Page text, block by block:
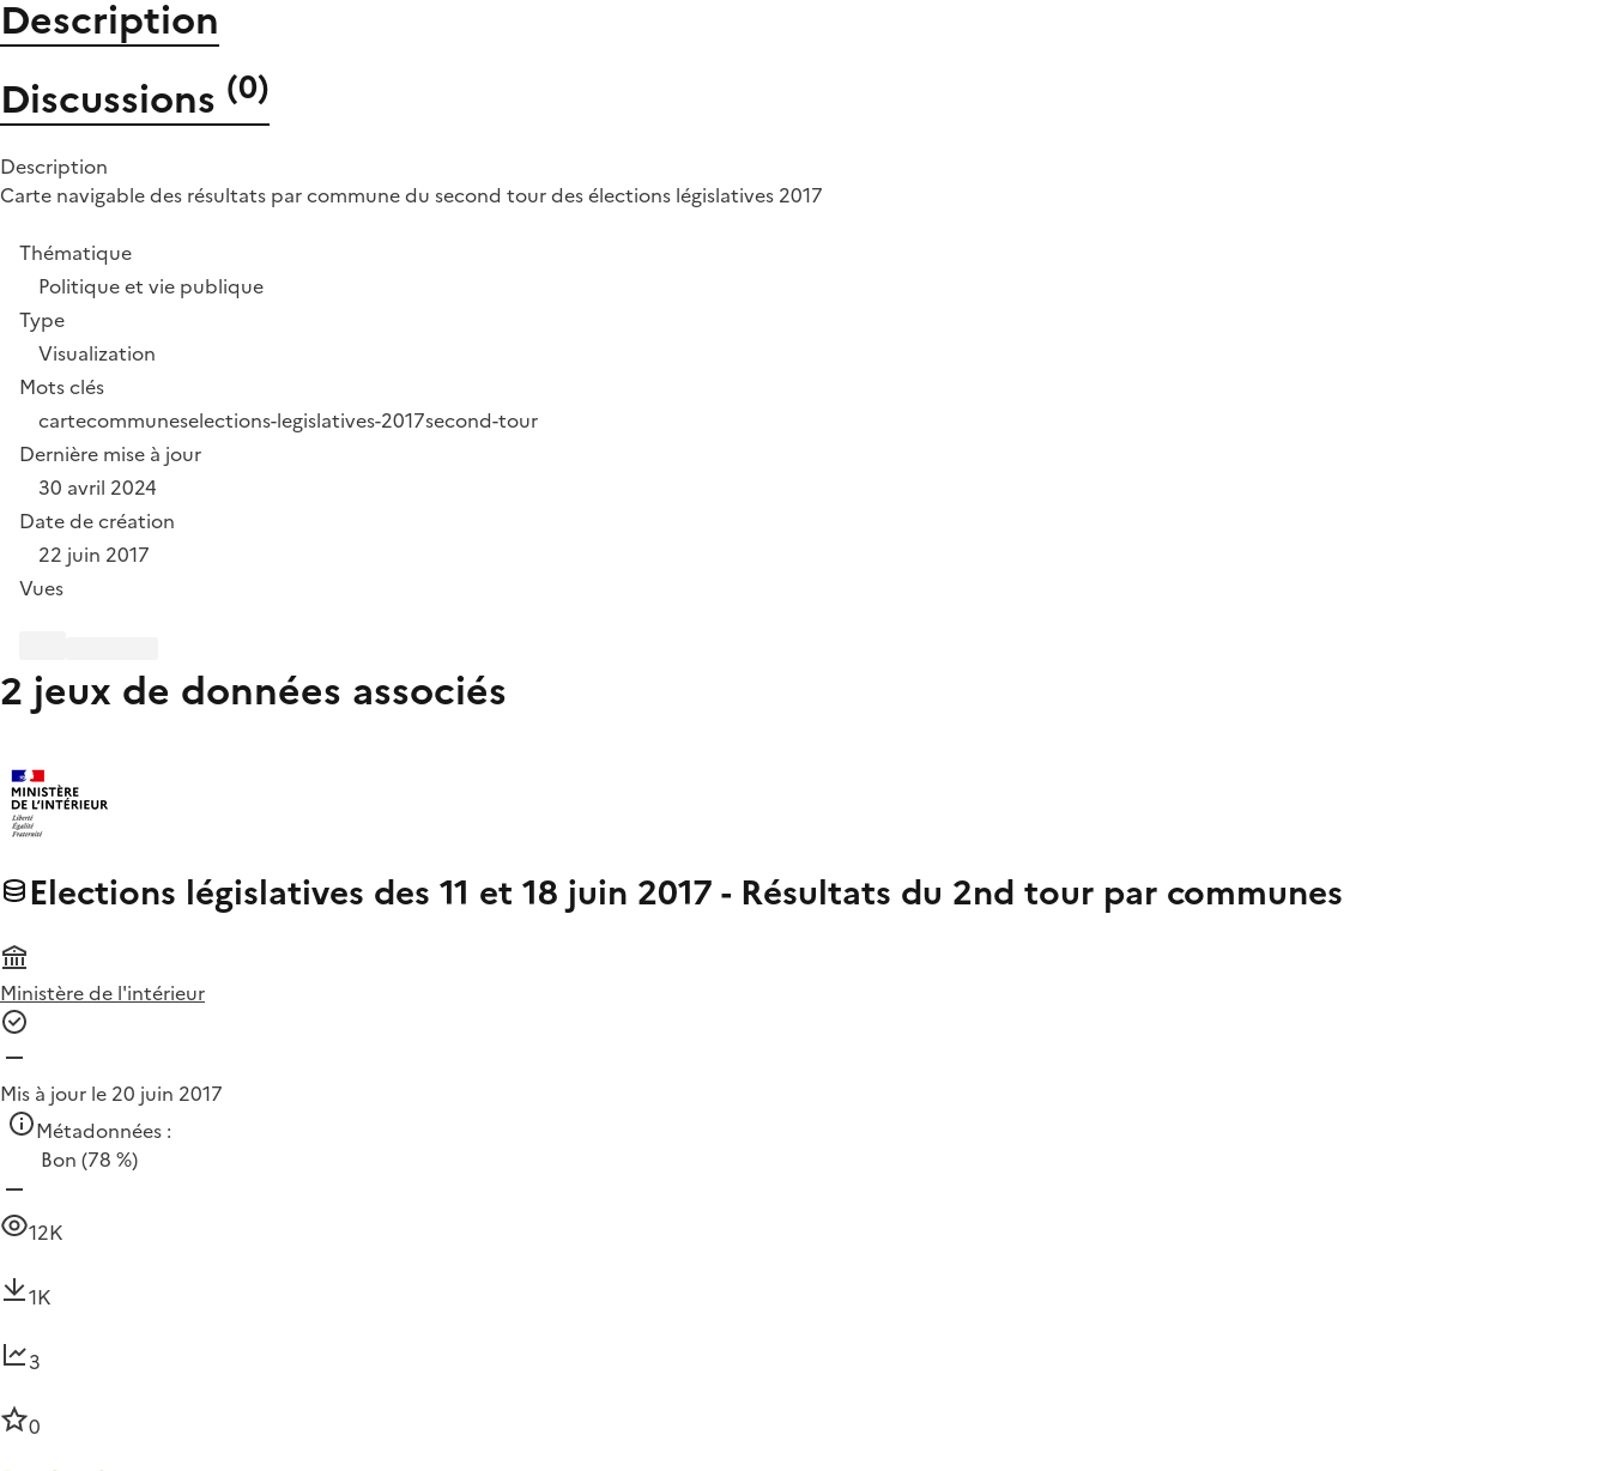
Description
Discussions (0)
Description
Carte navigable des résultats par commune du second tour des élections législatives 2017
Thématique
Politique et vie publique
Type
Visualization
Mots clés
cartecommuneselections-legislatives-2017second-tour
Dernière mise à jour
30 avril 2024
Date de création
22 juin 2017
Vues
2 jeux de données associés
Elections législatives des 11 et 18 juin 2017 - Résultats du 2nd tour par communes
Ministère de l'intérieur
Mis à jour le 20 juin 2017
Métadonnées :
Bon (78 %)
12K
1K
3
0